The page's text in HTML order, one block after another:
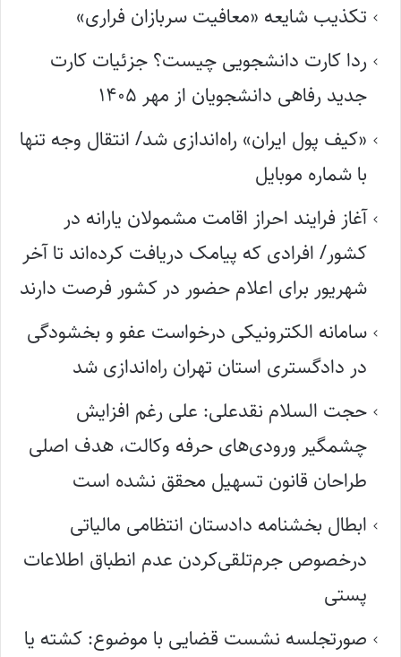
تکذیب شایعه «معافیت سربازان فراری»
ردا کارت دانشجویی چیست؟ جزئیات کارت
جدید رفاهی دانشجویان از مهر ۱۴۰۵
«کیف پول ایران» راه‌اندازی شد/ انتقال وجه تنها
با شماره موبایل
آغاز فرایند احراز اقامت مشمولان یارانه در
کشور/ افرادی که پیامک دریافت کرده‌اند تا آخر
شهریور برای اعلام حضور در کشور فرصت دارند
سامانه الکترونیکی درخواست عفو و بخشودگی
در دادگستری استان تهران راه‌اندازی شد
حجت السلام نقدعلی: علی رغم افزایش
چشمگیر ورودی‌های حرفه وکالت، هدف اصلی
طراحان قانون تسهیل محقق نشده است
ابطال بخشنامه دادستان انتظامی مالیاتی
درخصوص جرم‌تلقی‌کردن عدم انطباق اطلاعات
پستی
صورتجلسه نشست قضایی با موضوع: کشته یا